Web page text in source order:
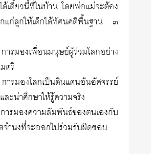
ด้เดี๋ยวนี้ที่ในบ้าน โดยพ่อแม่จะต้อง
กแก่ลูกให้เด็กได้ทัศนคติพื้นฐาน ๓
ารมองเพื่อนมนุษย์ผู้ร่วมโลกอย่าง
ตรี
รมองโลกเป็นดินแดนอันอัศจรรย์
ะน่าศึกษาให้รู้ความจริง
ารมองความสัมพันธ์ของตนเองกับ
จำนงที่จะออกไปร่วมรับผิดชอบ